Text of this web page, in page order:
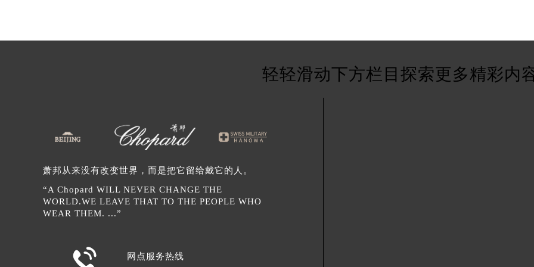
辽宁省营口市站前区市府路与渤海大街交叉口萧邦售后服务中心（需提前预约）
北京市东城区东长安街1号王府井东方广场W3座6层602室萧邦售后服务中心（需提前预约）
河北省保定市竞秀区朝阳北大街北国先天下萧邦售后服务中心（需提前预约）
内蒙古自治区阿拉善盟市左旗土尔扈特大街萧邦售后服务中心（需提前预约）
内蒙古自治区巴彦淖尔市临河区新华街萧邦售后服务中心（需提前预约）
内蒙古自治区包头市青山区幸福路甲3号王府井百货名表维修萧邦售后服务中心（需提前预约）
内蒙古自治区呼伦贝尔市海拉尔区中央街萧邦售后服务中心（需提前预约）
轻轻滑动下方栏目探索更多精彩内
萧邦从来没有改变世界，而是把它留给戴它的人。
“A Chopard WILL NEVER CHANGE THE
WORLD.WE LEAVE THAT TO THE PEOPLE WHO
WEAR THEM. ...”
 网点服务热线